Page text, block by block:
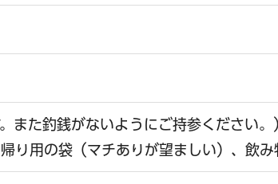
また釣銭がないようにご持参ください
り用の袋（マチありが望ましい）、飲み